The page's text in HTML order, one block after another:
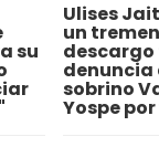
su
Ulises
un
denuncia
sobrino
Yospe